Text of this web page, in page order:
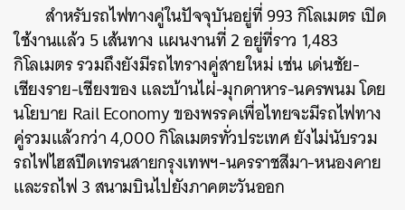
สำหรับรถไฟทางคู่ในปัจจุบันอยู่ที่ 993 กิโลเมตร เปิด
ใช้งานแล้ว 5 เส้นทาง แผนงานที่ 2 อยู่ที่ราว 1,483
กิโลเมตร รวมถึงยังมีรถไทรางคู่สายใหม่ เช่น เด่นชัย-
เชียงราย-เชียงของ และบ้านไผ่-มุกดาหาร-นครพนม โดย
นโยบาย Rail Economy ของพรรคเพื่อไทยจะมีรถไฟทาง
คู่รวมแล้วกว่า 4,000 กิโลเมตรทั่วประเทศ ยังไม่นับรวม
รถไฟไฮสปีดเทรนสายกรุงเทพฯ-นครราชสีมา-หนองคาย
และรถไฟ 3 สนามบินไปยังภาคตะวันออก